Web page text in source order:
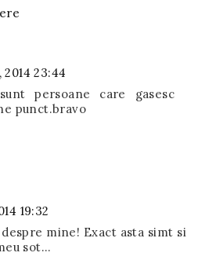
2014 23:44
persoane care gasesc
punct.bravo
19:32
mine! Exact asta simt si
sot...